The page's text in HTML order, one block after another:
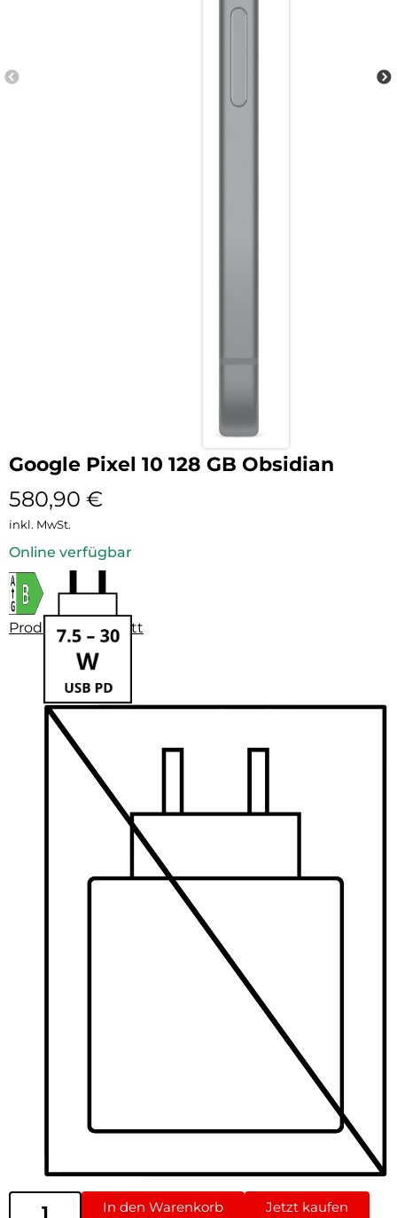
Google Pixel 10 128 GB Obsidian
580,90 €
inkl. MwSt.
Online verfügbar
Produktdatenblatt
In den Warenkorb Jetzt kaufen